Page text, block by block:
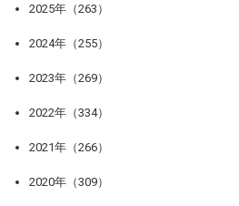
2025年（263）
2024年（255）
2023年（269）
2022年（334）
2021年（266）
2020年（309）